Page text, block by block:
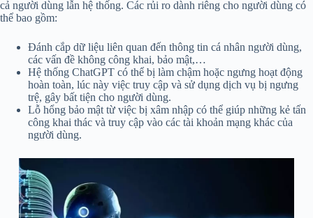
cả người dùng lẫn hệ thống. Các rủi ro dành riêng cho người dùng có
thể bao gồm:
Đánh cắp dữ liệu liên quan đến thông tin cá nhân người dùng,
các vấn đề không công khai, bảo mật,…
Hệ thống ChatGPT có thể bị làm chậm hoặc ngưng hoạt động
hoàn toàn, lúc này việc truy cập và sử dụng dịch vụ bị ngưng
trệ, gây bất tiện cho người dùng.
Lỗ hổng bảo mật từ việc bị xâm nhập có thể giúp những kẻ tấn
công khai thác và truy cập vào các tài khoản mạng khác của
người dùng.